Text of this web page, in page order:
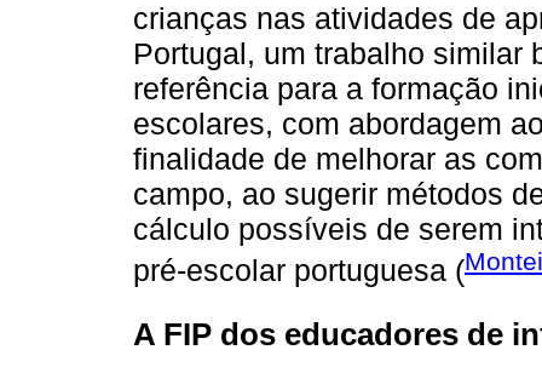
crianças nas atividades de
Portugal, um trabalho similar
referência para a formação
escolares, com abordagem
finalidade de melhorar as
campo, ao sugerir métodos
cálculo possíveis de serem
pré-escolar portuguesa (
A FIP dos educadores de